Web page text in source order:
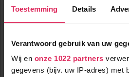
Toestemming Details
Verantwoord gebruik van uw
Wij en onze 1022 partners
gegevens (bijv. uw IP-adres) met
Luxe catered chalet met eigen
in Kaprun!